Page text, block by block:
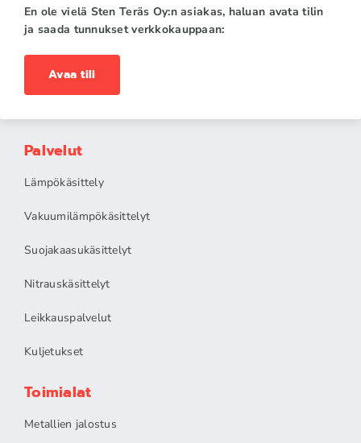
En ole vielä Sten Teräs Oy:n asiakas, haluan avata tilin
ja saada tunnukset verkkokauppaan:
Avaa tili
Palvelut
Lämpökäsittely
Vakuumilämpökäsittelyt
Suojakaasukäsittelyt
Nitrauskäsittelyt
Leikkauspalvelut
Kuljetukset
Toimialat
Metallien jalostus